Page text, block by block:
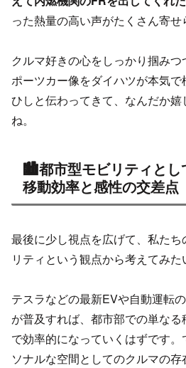
った熱量の高い声がたくさん寄せ
クルマ好きの心をしっかり掴み
ポーツカー像をダイハツが本気
ひしと伝わってきて、なんだか嬉
ね。
🏙️都市型モビリティとし
移動効率と感性の交差点
最後に少し視点を広げて、私た
リティという観点から考えてみた
テスラなどの最新EVや自動運転
が普及すれば、都市部での単な
で効率的になっていくはずです
ソナルな空間としてのクルマの